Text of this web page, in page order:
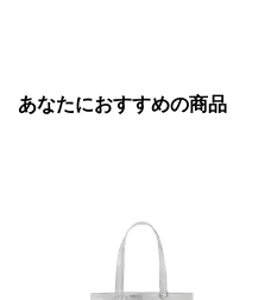
あなたにおすすめの商品